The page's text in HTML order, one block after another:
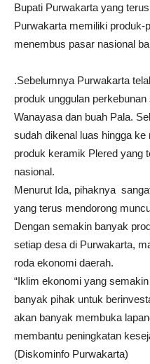
Bupati Purwakarta yang
Purwakarta memiliki produk-
menembus pasar nasional
.Sebelumnya Purwakarta
produk unggulan
Wanayasa dan buah Pala.
sudah dikenal luas hingga
produk keramik Plered yang
nasional.
Menurut Ida, pihaknya
yang terus mendorong
Dengan semakin banyak
setiap desa di Purwakarta,
roda ekonomi daerah.
“Iklim ekonomi yang
banyak pihak untuk
akan banyak membuka
membantu peningkatan
(Diskominfo Purwakarta)